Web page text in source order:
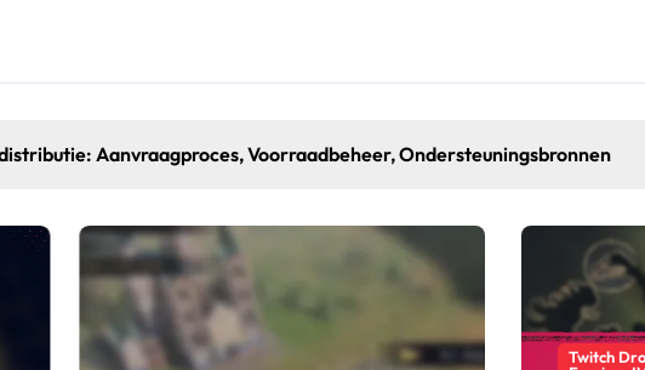
Aanvraagproces, Voorraadbeheer, Ondersteuningsbronnen
Twitch